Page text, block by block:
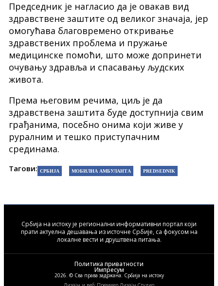
Председник је нагласио да је овакав вид
здравствене заштите од великог значаја, јер
омогућава благовремено откривање
здравствених проблема и пружање
медицинске помоћи, што може допринети
очувању здравља и спасавању људских
живота.
Према његовим речима, циљ је да
здравствена заштита буде доступнија свим
грађанима, посебно онима који живе у
руралним и тешко приступачним
срединама.
Тагови: СРБИЈА МОБИЛНА АМБУЛАНТА PREDSEDNIK
Србија на истоку је регионални информативни портал који
прати актуелна дешавања из источне Србије, са фокусом на
локалне вести и друштвена питања.
2026. © Сва права задржана. Србија на истоку
Импресум
Политика приватности